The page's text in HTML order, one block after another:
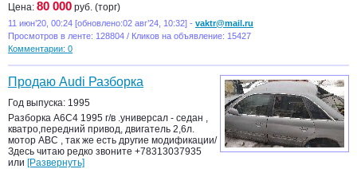
Цена: 80 000 руб. (торг)
11 июн’20, 00:24 [обновлено:02 авг’24, 10:32] - vaktr@mail.ru
Просмотров в ленте: 128804 / Кликов на объявление: 15427
Комментарии: 0
Продаю Audi Разборка
Год выпуска: 1995
Разборка А6С4 1995 г/в .универсал - седан ,
кватро,передний привод, двигатель 2,6л.
мотор АВС , так же есть другие модификации/
Здесь читаю редко звоните +78313037935
или [Развернуть]